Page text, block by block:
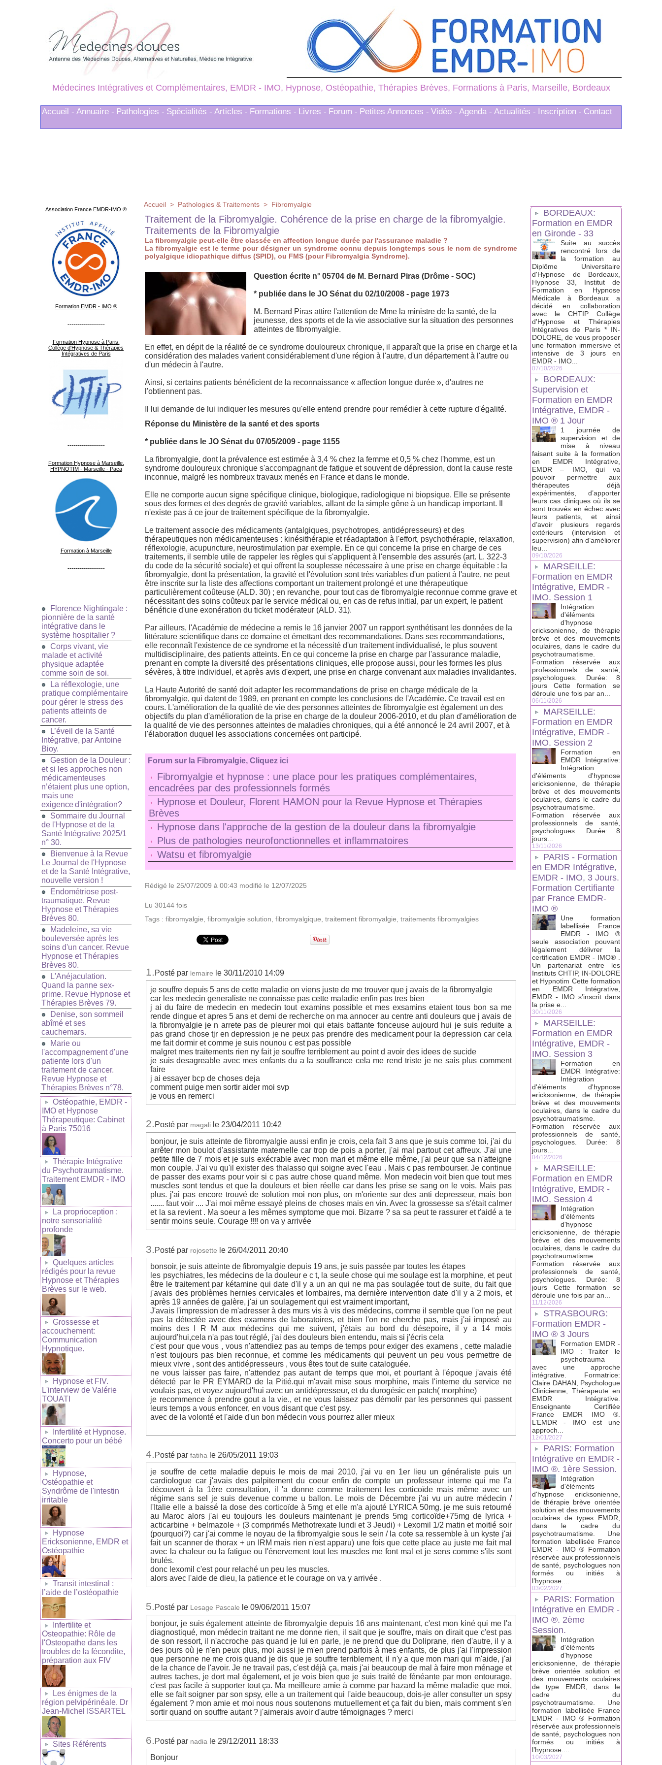
Médecines Intégratives et Complémentaires, EMDR - IMO, Hypnose, Ostéopathie, Thérapies Brèves, Formations à Paris, Marseille, Bordeaux
Accueil - Annuaire - Pathologies - Spécialités - Articles - Formations - Livres - Forum - Petites Annonces - Vidéo - Agenda - Actualités - Inscription - Contact
Association France EMDR-IMO ®
Formation EMDR - IMO ®
-------------------
Formation Hypnose à Paris.
Collège d'Hypnose & Thérapies
Intégratives de Paris
-------------------
Formation Hypnose à Marseille.
HYPNOTIM - Marseille - Paca
Formation à Marseille
-------------------
Florence Nightingale :
pionnière de la santé
intégrative dans le
système hospitalier ?
Corps vivant, vie
malade et activité
physique adaptée
comme soin de soi.
La réflexologie, une
pratique complémentaire
pour gérer le stress des
patients atteints de
cancer.
L’éveil de la Santé
Intégrative, par Antoine
Bioy.
Gestion de la Douleur :
et si les approches non
médicamenteuses
n’étaient plus une option,
mais une
exigence d'intégration?
Sommaire du Journal
de l'Hypnose et de la
Santé Intégrative 2025/1
n° 30.
Bienvenue à la Revue
Le Journal de l'Hypnose
et de la Santé Intégrative,
nouvelle version !
Endométriose post-
traumatique. Revue
Hypnose et Thérapies
Brèves 80.
Madeleine, sa vie
bouleversée après les
soins d'un cancer. Revue
Hypnose et Thérapies
Brèves 80.
L'Anéjaculation.
Quand la panne sex-
prime. Revue Hypnose et
Thérapies Brèves 79.
Denise, son sommeil
abîmé et ses
cauchemars.
Marie ou
l'accompagnement d'une
patiente lors d'un
traitement de cancer.
Revue Hypnose et
Thérapies Brèves n°78.
Ostéopathie, EMDR -
IMO et Hypnose
Thérapeutique: Cabinet
à Paris 75016
Thérapie Intégrative
du Psychotraumatisme.
Traitement EMDR - IMO
La proprioception :
notre sensorialité
profonde
Quelques articles
rédigés pour la revue
Hypnose et Thérapies
Brèves sur le web.
Grossesse et
accouchement:
Communication
Hypnotique.
Hypnose et FIV.
L'interview de Valérie
TOUATI
Infertilité et Hypnose.
Concerto pour un bébé
Hypnose,
Ostéopathie et
Syndrôme de l'intestin
irritable
Hypnose
Ericksonienne, EMDR et
Ostéopathie
Transit intestinal :
l’aide de l’ostéopathie
Infertilite et
Osteopathie: Rôle de
l'Osteopathe dans les
troubles de la fécondite,
préparation aux FIV
Les énigmes de la
région pelvipérinéale. Dr
Jean-Michel ISSARTEL
Sites Référents
Accueil > Pathologies & Traitements > Fibromyalgie
Traitement de la Fibromyalgie. Cohérence de la prise en charge de la fibromyalgie.
Traitements de la Fibromyalgie
La fibromyalgie peut-elle être classée en affection longue durée par l'assurance maladie ?
La fibromyalgie est le terme pour désigner un syndrome connu depuis longtemps sous le nom de syndrome
polyalgique idiopathique diffus (SPID), ou FMS (pour Fibromyalgia Syndrome).
Question écrite n° 05704 de M. Bernard Piras (Drôme - SOC)
* publiée dans le JO Sénat du 02/10/2008 - page 1973
M. Bernard Piras attire l'attention de Mme la ministre de la santé, de la
jeunesse, des sports et de la vie associative sur la situation des personnes
atteintes de fibromyalgie.
En effet, en dépit de la réalité de ce syndrome douloureux chronique, il apparaît que la prise en charge et la
considération des malades varient considérablement d'une région à l'autre, d'un département à l'autre ou
d'un médecin à l'autre.
Ainsi, si certains patients bénéficient de la reconnaissance « affection longue durée », d'autres ne
l'obtiennent pas.
Il lui demande de lui indiquer les mesures qu'elle entend prendre pour remédier à cette rupture d'égalité.
Réponse du Ministère de la santé et des sports
* publiée dans le JO Sénat du 07/05/2009 - page 1155
La fibromyalgie, dont la prévalence est estimée à 3,4 % chez la femme et 0,5 % chez l'homme, est un
syndrome douloureux chronique s'accompagnant de fatigue et souvent de dépression, dont la cause reste
inconnue, malgré les nombreux travaux menés en France et dans le monde.
Elle ne comporte aucun signe spécifique clinique, biologique, radiologique ni biopsique. Elle se présente
sous des formes et des degrés de gravité variables, allant de la simple gêne à un handicap important. Il
n'existe pas à ce jour de traitement spécifique de la fibromyalgie.
Le traitement associe des médicaments (antalgiques, psychotropes, antidépresseurs) et des
thérapeutiques non médicamenteuses : kinésithérapie et réadaptation à l'effort, psychothérapie, relaxation,
réflexologie, acupuncture, neurostimulation par exemple. En ce qui concerne la prise en charge de ces
traitements, il semble utile de rappeler les règles qui s'appliquent à l'ensemble des assurés (art. L. 322-3
du code de la sécurité sociale) et qui offrent la souplesse nécessaire à une prise en charge équitable : la
fibromyalgie, dont la présentation, la gravité et l'évolution sont très variables d'un patient à l'autre, ne peut
être inscrite sur la liste des affections comportant un traitement prolongé et une thérapeutique
particulièrement coûteuse (ALD. 30) ; en revanche, pour tout cas de fibromyalgie reconnue comme grave et
nécessitant des soins coûteux par le service médical ou, en cas de refus initial, par un expert, le patient
bénéficie d'une exonération du ticket modérateur (ALD. 31).
Par ailleurs, l'Académie de médecine a remis le 16 janvier 2007 un rapport synthétisant les données de la
littérature scientifique dans ce domaine et émettant des recommandations. Dans ses recommandations,
elle reconnaît l'existence de ce syndrome et la nécessité d'un traitement individualisé, le plus souvent
multidisciplinaire, des patients atteints. En ce qui concerne la prise en charge par l'assurance maladie,
prenant en compte la diversité des présentations cliniques, elle propose aussi, pour les formes les plus
sévères, à titre individuel, et après avis d'expert, une prise en charge convenant aux maladies invalidantes.
La Haute Autorité de santé doit adapter les recommandations de prise en charge médicale de la
fibromyalgie, qui datent de 1989, en prenant en compte les conclusions de l'Académie. Ce travail est en
cours. L'amélioration de la qualité de vie des personnes atteintes de fibromyalgie est également un des
objectifs du plan d'amélioration de la prise en charge de la douleur 2006-2010, et du plan d'amélioration de
la qualité de vie des personnes atteintes de maladies chroniques, qui a été annoncé le 24 avril 2007, et à
l'élaboration duquel les associations concernées ont participé.
Forum sur la Fibromyalgie, Cliquez ici
Fibromyalgie et hypnose : une place pour les pratiques complémentaires,
encadrées par des professionnels formés
Hypnose et Douleur, Florent HAMON pour la Revue Hypnose et Thérapies
Brèves
Hypnose dans l'approche de la gestion de la douleur dans la fibromyalgie
Plus de pathologies neurofonctionnelles et inflammatoires
Watsu et fibromyalgie
Rédigé le 25/07/2009 à 00:43 modifié le 12/07/2025
Lu 30144 fois
Tags : fibromyalgie fibromyalgie solution fibromyalgique traitement fibromyalgie traitements fibromyalgies
1. Posté par lemaire le 30/11/2010 14:09
je souffre depuis 5 ans de cette maladie on viens juste de me trouver que j avais de la fibromyalgie
car les medecin generaliste ne connaisse pas cette maladie enfin pas tres bien
j ai du faire de medecin en medecin tout examins possible et mes exsamins etaient tous bon sa me
rende dingue et apres 5 ans et demi de recherche on ma annocer au centre anti douleurs que j avais de
la fibromyalgie je n arrete pas de pleurer moi qui etais battante fonceuse aujourd hui je suis reduite a
pas grand chose tjr en depression je ne peux pas prendre des medicament pour la depression car cela
me fait dormir et comme je suis nounou c est pas possible
malgret mes traitements rien ny fait je souffre terriblement au point d avoir des idees de sucide
je suis desagreable avec mes enfants du a la souffrance cela me rend triste je ne sais plus comment
faire
j ai essayer bcp de choses deja
comment puige men sortir aider moi svp
je vous en remerci
2. Posté par magali le 23/04/2011 10:42
bonjour, je suis atteinte de fibromyalgie aussi enfin je crois, cela fait 3 ans que je suis comme toi, j'ai du
arrêter mon boulot d'assistante maternelle car trop de pois a porter, j'ai mal partout cet affreux. J'ai une
petite fille de 7 mois et je suis exécrable avec mon mari et même elle même, j'ai peur que sa n'atteigne
mon couple. J'ai vu qu'il exister des thalasso qui soigne avec l'eau . Mais c pas rembourser. Je continue
de passer des exams pour voir si c pas autre chose quand même. Mon medecin voit bien que tout mes
muscles sont tendus et que la douleurs et bien réelle car dans les prise se sang on le vois. Mais pas
plus. j'ai pas encore trouvé de solution moi non plus, on m'oriente sur des anti depresseur, mais bon
....... faut voir .... J'ai moi même essayé pleins de choses mais en vin. Avec la grossesse sa s'était calmer
et la sa revient . Ma soeur a les mêmes symptome que moi. Bizarre ? sa sa peut te rassurer et t'aidé a te
sentir moins seule. Courage !!!! on va y arrivée
3. Posté par rojosette le 26/04/2011 20:40
bonsoir, je suis atteinte de fibromyalgie depuis 19 ans, je suis passée par toutes les étapes
les psychiatres, les médecins de la douleur e c t, la seule chose qui me soulage est la morphine, et peut
être le traitement par kétamine qui date d'il y a un an qui ne ma pas soulagée tout de suite, du fait que
j'avais des problèmes hernies cervicales et lombaires, ma dernière intervention date d'il y a 2 mois, et
après 19 années de galère, j'ai un soulagement qui est vraiment important,
J'avais l'impression de m'adresser à des murs vis à vis des médecins, comme il semble que l'on ne peut
pas la détectée avec des examens de laboratoires, et bien l'on ne cherche pas, mais j'ai imposé au
moins des I R M aux médecins qui me suivent, j'étais au bord du désepoire, il y a 14 mois
aujourd'hui,cela n'a pas tout réglé, j'ai des douleurs bien entendu, mais si j'écris cela
c'est pour que vous , vous n'attendiez pas au temps de temps pour exiger des examens , cette maladie
n'est toujours pas bien reconnue, et comme les médicaments qui peuvent un peu vous permettre de
mieux vivre , sont des antidépresseurs , vous êtes tout de suite cataloguée.
ne vous laisser pas faire, n'attendez pas autant de temps que moi, et pourtant à l'époque j'avais été
détecté par le PR EYMARD de la Pitié.qui m'avait mise sous morphine, mais l'interne du service ne
voulais pas, et voyez aujourd'hui avec un antidépresseur, et du durogésic en patch( morphine)
je recommence à prendre gout a la vie., et ne vous laissez pas démolir par les personnes qui passent
leurs temps a vous enfoncer, en vous disant que c'est psy.
avec de la volonté et l'aide d'un bon médecin vous pourrez aller mieux
4. Posté par fatiha le 26/05/2011 19:03
je souffre de cette maladie depuis le mois de mai 2010, j'ai vu en 1er lieu un généraliste puis un
cardiologue car j'avais des palpitement du coeur enfin de compte un professeur interne qui me l'a
découvert à la 1ère consultation, il 'a donne comme traitement les corticoïde mais même avec un
régime sans sel je suis devenue comme u ballon. Le mois de Décembre j'ai vu un autre médecin /
l'Italie elle a baissé la dose des corticoïde à 5mg et elle m'a ajouté LYRICA 50mg. je me suis retourné
au Maroc alors j'ai eu toujours les douleurs maintenant je prends 5mg corticoïde+75mg de lyrica +
acticarbine + belmazole + (3 comprimés Methotrexate lundi et 3 Jeudi) + Lexomil 1/2 matin et moitié soir
(pourquoi?) car j'ai comme le noyau de la fibromyalgie sous le sein / la cote sa ressemble à un kyste j'ai
fait un scanner de thorax + un IRM mais rien n'est apparu) une fois que cette place au juste me fait mal
avec la chaleur ou la fatigue ou l'énervement tout les muscles me font mal et je sens comme s'ils sont
brulés.
donc lexomil c'est pour relaché un peu les muscles.
alors avec l'aide de dieu, la patience et le courage on va y arrivée .
5. Posté par Lesage Pascale le 09/06/2011 15:07
bonjour, je suis également atteinte de fibromyalgie depuis 16 ans maintenant, c'est mon kiné qui me l'a
diagnostiqué, mon médecin traitant ne me donne rien, il sait que je souffre, mais on dirait que c'est pas
de son ressort, il n'accroche pas quand je lui en parle, je ne prend que du Doliprane, rien d'autre, il y a
des jours où je n'en peux plus, moi aussi je m'en prend parfois à mes enfants, de plus j'ai l'impression
que personne ne me crois quand je dis que je souffre terriblement, il n'y a que mon mari qui m'aide, j'ai
de la chance de l'avoir. Je ne travail pas, c'est déjà ça, mais j'ai beaucoup de mal à faire mon ménage et
autres taches, je dort mal également, et je vois bien que je suis traité de fénéante par mon entourage,
c'est pas facile à supporter tout ça. Ma meilleure amie à comme par hazard la même maladie que moi,
elle se fait soigner par son spsy, elle a un traitement qui l'aide beaucoup, dois-je aller consulter un spsy
également ? mon amie et moi nous nous soutenons mutuellement et ça fait du bien, mais comment s'en
sortir quand on souffre autant ? j'aimerais avoir d'autre témoignages ? merci
6. Posté par nadia le 29/12/2011 18:33
Bonjour
BORDEAUX:
Formation en EMDR
en Gironde - 33
Suite au succès
rencontré lors de
la formation au
Diplôme Universitaire
d'Hypnose de Bordeaux,
Hypnose 33, Institut de
Formation en Hypnose
Médicale à Bordeaux a
décidé en collaboration
avec le CHTIP Collège
d'Hypnose et Thérapies
Intégratives de Paris * IN-
DOLORE, de vous proposer
une formation immersive et
intensive de 3 jours en
EMDR - IMO...
07/10/2026
BORDEAUX:
Supervision et
Formation en EMDR
Intégrative, EMDR -
IMO ® 1 Jour
1 journée de
supervision et de
mise à niveau
faisant suite à la formation
en EMDR Intégrative,
EMDR – IMO, qui va
pouvoir permettre aux
thérapeutes déjà
expérimentés, d’apporter
leurs cas cliniques où ils se
sont trouvés en échec avec
leurs patients, et ainsi
d’avoir plusieurs regards
extérieurs (intervision et
supervision) afin d’améliorer
leu...
09/10/2026
MARSEILLE:
Formation en EMDR
Intégrative, EMDR -
IMO. Session 1
Intégration
d'éléments
d'hypnose
ericksonienne, de thérapie
brève et des mouvements
oculaires, dans le cadre du
psychotraumatisme.
Formation réservée aux
professionnels de santé,
psychologues. Durée: 8
jours Cette formation se
déroule une fois par an...
06/11/2026
MARSEILLE:
Formation en EMDR
Intégrative, EMDR -
IMO. Session 2
Formation en
EMDR Intégrative:
Intégration
d'éléments d'hypnose
ericksonienne, de thérapie
brève et des mouvements
oculaires, dans le cadre du
psychotraumatisme.
Formation réservée aux
professionnels de santé,
psychologues. Durée: 8
jours...
13/11/2026
PARIS - Formation
en EMDR Intégrative,
EMDR - IMO, 3 Jours.
Formation Certifiante
par France EMDR-
IMO ®
Une formation
labellisée France
EMDR - IMO ®
seule association pouvant
légalement délivrer la
certification EMDR - IMO® .
Un partenariat entre les
Instituts CHTIP, IN-DOLORE
et Hypnotim Cette formation
en EMDR Intégrative,
EMDR - IMO s’inscrit dans
la prise e...
30/11/2026
MARSEILLE:
Formation en EMDR
Intégrative, EMDR -
IMO. Session 3
Formation en
EMDR Intégrative:
Intégration
d'éléments d'hypnose
ericksonienne, de thérapie
brève et des mouvements
oculaires, dans le cadre du
psychotraumatisme.
Formation réservée aux
professionnels de santé,
psychologues. Durée: 8
jours...
04/12/2026
MARSEILLE:
Formation en EMDR
Intégrative, EMDR -
IMO. Session 4
Intégration
d'éléments
d'hypnose
ericksonienne, de thérapie
brève et des mouvements
oculaires, dans le cadre du
psychotraumatisme.
Formation réservée aux
professionnels de santé,
psychologues. Durée: 8
jours Cette formation se
déroule une fois par an...
11/12/2026
STRASBOURG:
Formation EMDR -
IMO ® 3 Jours
Formation EMDR -
IMO : Traiter le
psychotrauma
avec une approche
intégrative. Formatrice:
Claire DAHAN, Psychologue
Clinicienne, Thérapeute en
EMDR Intégrative.
Enseignante Certifiée
France EMDR IMO ®.
L’EMDR - IMO est une
approch...
12/01/2027
PARIS: Formation
Intégrative en EMDR -
IMO ®. 1ère Session.
Intégration
d'éléments
d'hypnose ericksonienne,
de thérapie brève orientée
solution et des mouvements
oculaires de types EMDR,
dans le cadre du
psychotraumatisme. Une
formation labellisée France
EMDR - IMO ® Formation
réservée aux professionnels
de santé, psychologues non
formés ou initiés à
l’hypnose....
03/02/2027
PARIS: Formation
Intégrative en EMDR -
IMO ®. 2ème
Session.
Intégration
d'éléments
d'hypnose
ericksonienne, de thérapie
brève orientée solution et
des mouvements oculaires
de type EMDR, dans le
cadre du
psychotraumatisme. Une
formation labellisée France
EMDR - IMO ® Formation
réservée aux professionnels
de santé, psychologues non
formés ou initiés à
l’hypnose....
10/03/2027